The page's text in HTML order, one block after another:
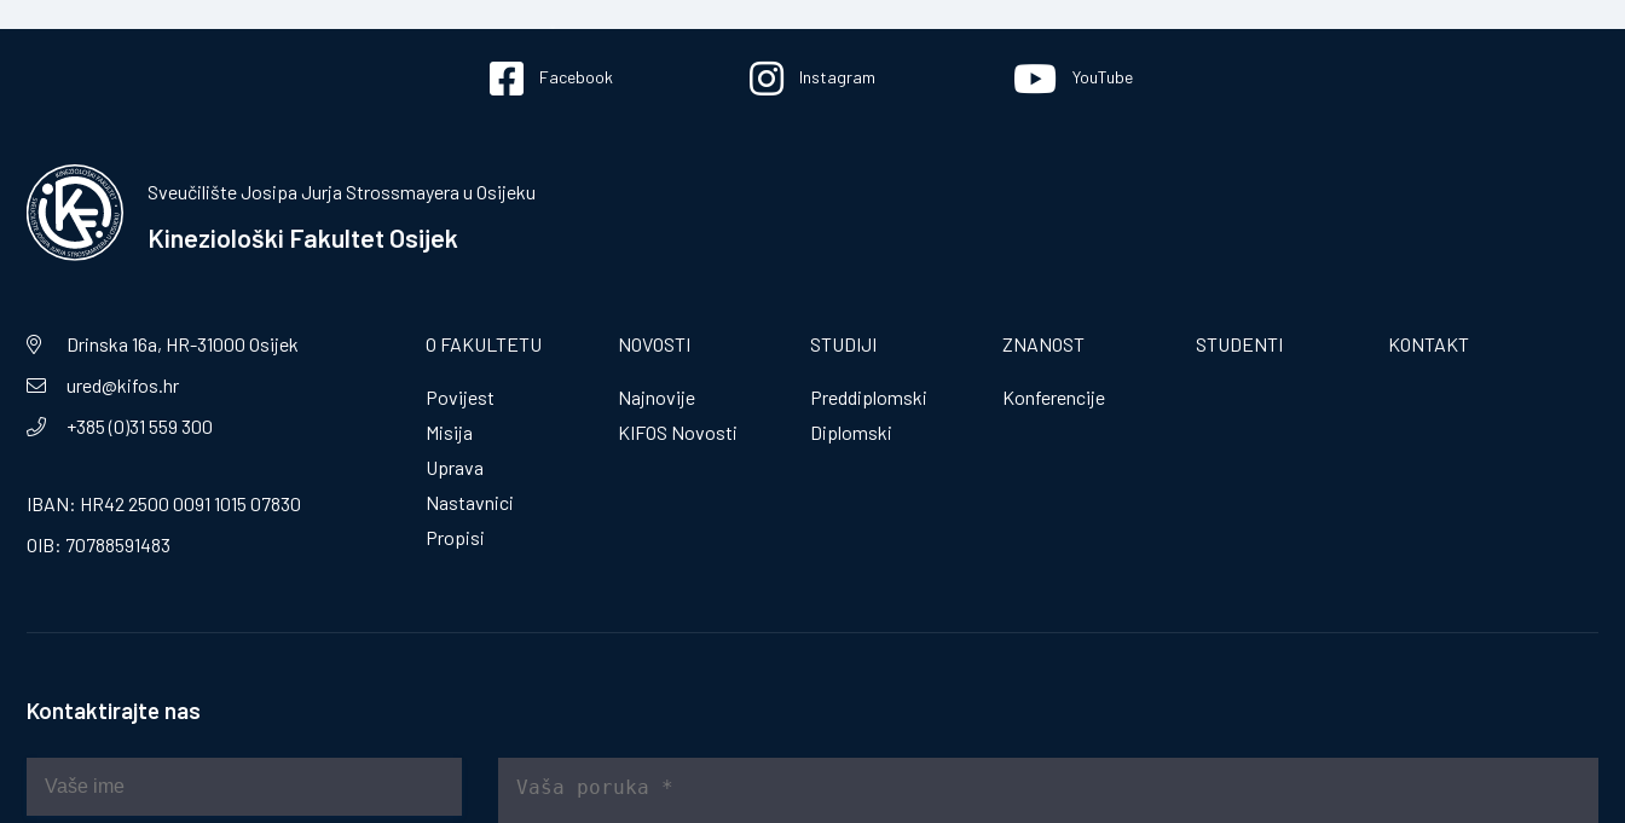
Facebook Instagram YouTube
Sveučilište Josipa Jurja Strossmayera u Osijeku
Kineziološki Fakultet Osijek
Drinska 16a, HR-31000 Osijek
ured@kifos.hr
+385 (0)31 559 300
IBAN: HR42 2500 0091 1015 07830
OIB: 70788591483
O FAKULTETU
Povijest
Misija
Uprava
Nastavnici
Propisi
NOVOSTI
Najnovije
KIFOS Novosti
STUDIJI
Preddiplomski
Diplomski
ZNANOST
Konferencije
STUDENTI KONTAKT
Kontaktirajte nas